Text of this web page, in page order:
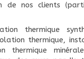
nos clients
thermique
thermique,
thermique